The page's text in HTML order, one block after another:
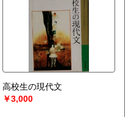
高校生の現代文
￥3,000